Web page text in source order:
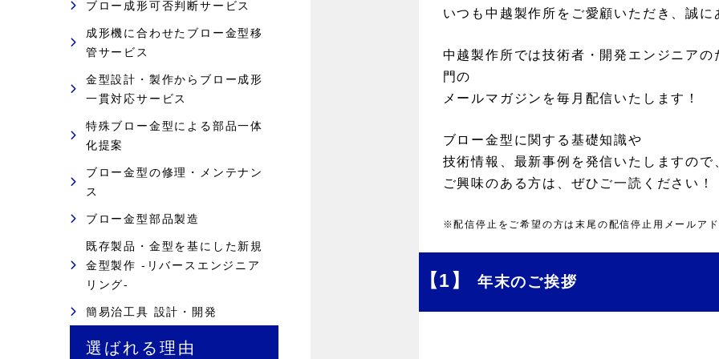
ブロー成形可否判断サービス
成形機に合わせたブロー金型移
管サービス
金型設計・製作からブロー成形
一貫対応サービス
特殊ブロー金型による部品一体
化提案
ブロー金型の修理・メンテナン
ス
ブロー金型部品製造
既存製品・金型を基にした新規
金型製作 -リバースエンジニア
リング-
簡易治工具 設計・開発
選ばれる理由
いつも中越製作所をご愛顧いただき、誠
中越製作所では技術者・開発 エンジニアの
門の
メールマガジンを毎月配信いたします！
ブロー金型に関する基礎知識や
技術情報、最新事例を発信いたしますので
ご興味のある方は、ぜひご一読ください！
※配信停止をご希望の方は末尾の配信停止用メールア
【1】 年末のご挨拶